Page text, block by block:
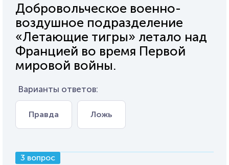
Добровольческое военно-
воздушное подразделение
«Летающие тигры» летало над
Францией во время Первой
мировой войны.
Варианты ответов:
Правда Ложь
3 вопрос